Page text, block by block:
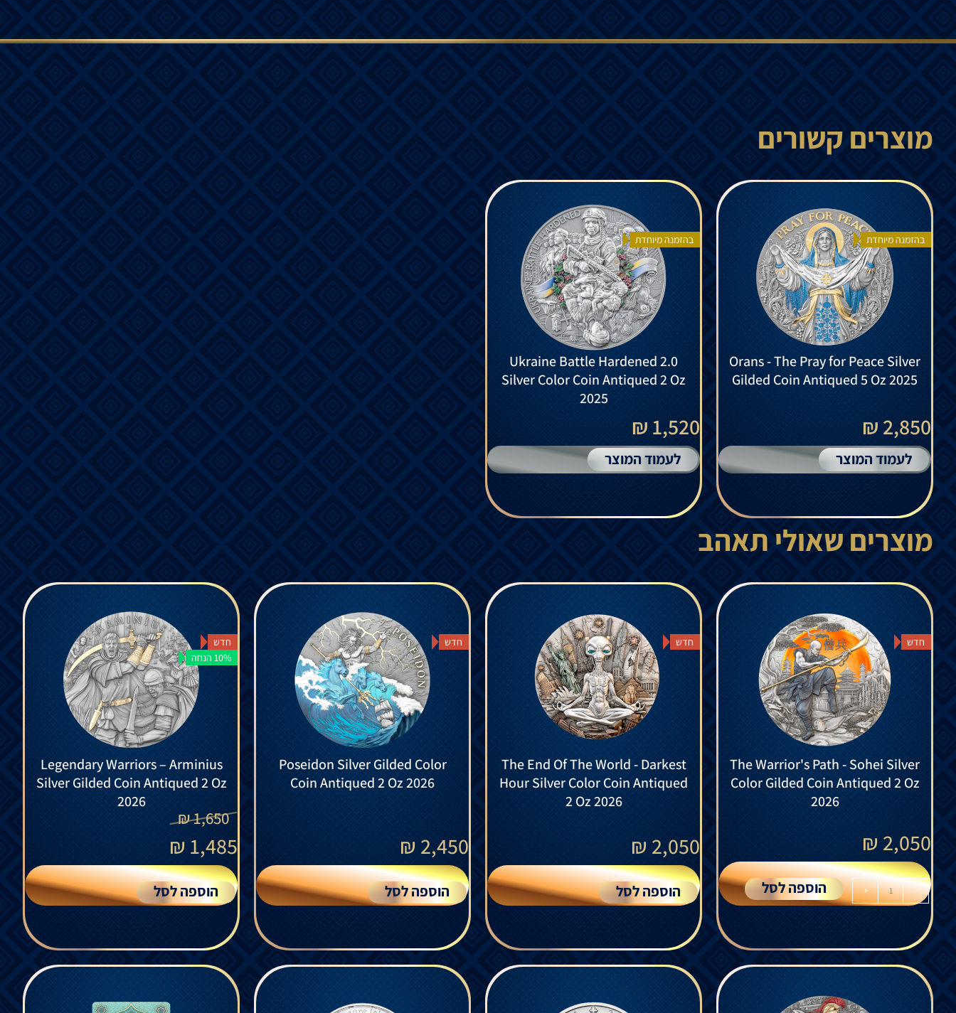
מוצרים קשורים
בהזמנה מיוחדת
Orans - The Pray for Peace Silver
Gilded Coin Antiqued 5 Oz 2025
2,850 ₪
לעמוד המוצר
בהזמנה מיוחדת
Ukraine Battle Hardened 2.0
Silver Color Coin Antiqued 2 Oz
2025
1,520 ₪
לעמוד המוצר
מוצרים שאולי תאהב
חדש
The Warrior's Path - Sohei Silver
Color Gilded Coin Antiqued 2 Oz
2026
2,050
₪
-
+ הוספה לסל
חדש
The End Of The World - Darkest
Hour Silver Color Coin Antiqued
2 Oz 2026
2,050
₪
הוספה לסל
חדש
Poseidon Silver Gilded Color
Coin Antiqued 2 Oz 2026
2,450
₪
הוספה לסל
חדש
10% הנחה
Legendary Warriors – Arminius
Silver Gilded Coin Antiqued 2 Oz
2026
1,650
₪
1,485
₪
הוספה לסל